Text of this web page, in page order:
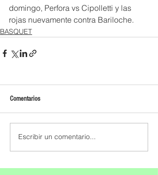
domingo, Perfora vs Cipolletti y las
rojas nuevamente contra Bariloche.
BASQUET
Comentarios
Escribir un comentario...